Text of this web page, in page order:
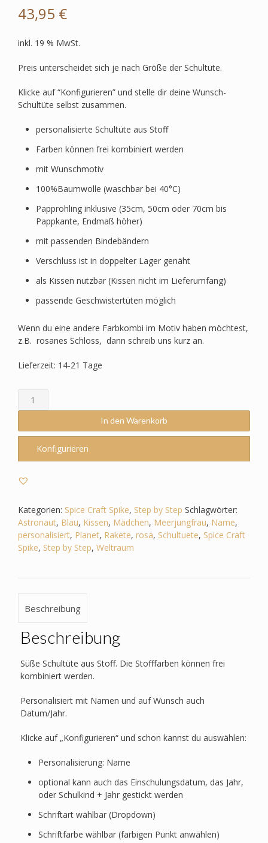
43,95 €
inkl. 19 % MwSt.
Preis unterscheidet sich je nach Größe der Schultüte.
Klicke auf “Konfigurieren” und stelle dir deine Wunsch-
Schultüte selbst zusammen.
personalisierte Schultüte aus Stoff
Farben können frei kombiniert werden
mit Wunschmotiv
100%Baumwolle (waschbar bei 40°C)
Papprohling inklusive (35cm, 50cm oder 70cm bis
Pappkante, Endmaß höher)
mit passenden Bindebändern
Verschluss ist in doppelter Lager genäht
als Kissen nutzbar (Kissen nicht im Lieferumfang)
passende Geschwistertüten möglich
Wenn du eine andere Farbkombi im Motiv haben möchtest,
z.B. rosanes Schloss, dann schreib uns kurz an.
Lieferzeit: 14-21 Tage
Schultüte
passend
StepbyStep-
Spice
Craft
–
-
Rakete
-
Astronaut
Menge
In den Warenkorb
Konfigurieren
Kategorien: Spice Craft Spike, Step by Step Schlagwörter:
Astronaut, Blau, Kissen, Mädchen, Meerjungfrau, Name,
personalisiert, Planet, Rakete, rosa, Schultuete, Spice Craft
Spike, Step by Step, Weltraum
Beschreibung
Beschreibung
Süße Schultüte aus Stoff. Die Stofffarben können frei
kombiniert werden.
Personalisiert mit Namen und auf Wunsch auch
Datum/Jahr.
Klicke auf „Konfigurieren“ und schon kannst du auswählen:
Personalisierung: Name
optional kann auch das Einschulungsdatum, das Jahr,
oder Schulkind + Jahr gestickt werden
Schriftart wählbar (Dropdown)
Schriftfarbe wählbar (farbigen Punkt anwählen)